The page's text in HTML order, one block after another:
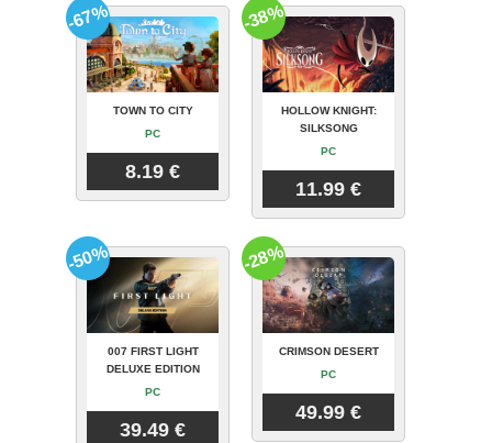
TOWN TO CITY
PC
8.19 €
-67%
HOLLOW KNIGHT:
SILKSONG
PC
11.99 €
-38%
007 FIRST LIGHT
DELUXE EDITION
PC
39.49 €
-50%
CRIMSON DESERT
PC
49.99 €
-28%